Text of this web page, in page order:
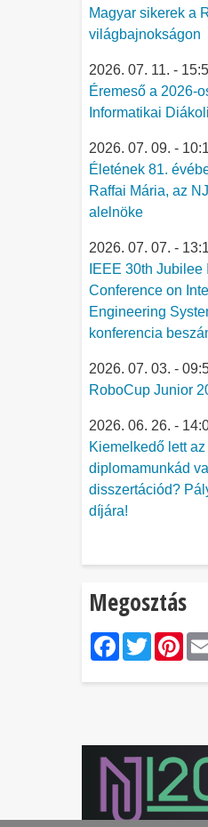
Magyar sikerek a
világbajnokságon
2026. 07. 11. -
Éremeső a 2026-
Informatikai
2026. 07. 09. -
Életének 81.
Raffai Mária, az
alelnöke
2026. 07. 07. -
IEEE 30th Jubilee
Conference on
Engineering
konferencia
2026. 07. 03. -
RoboCup Junior
2026. 06. 26. -
Kiemelkedő lett
diplomamunkád
disszertációd?
díjára!
Megosztás